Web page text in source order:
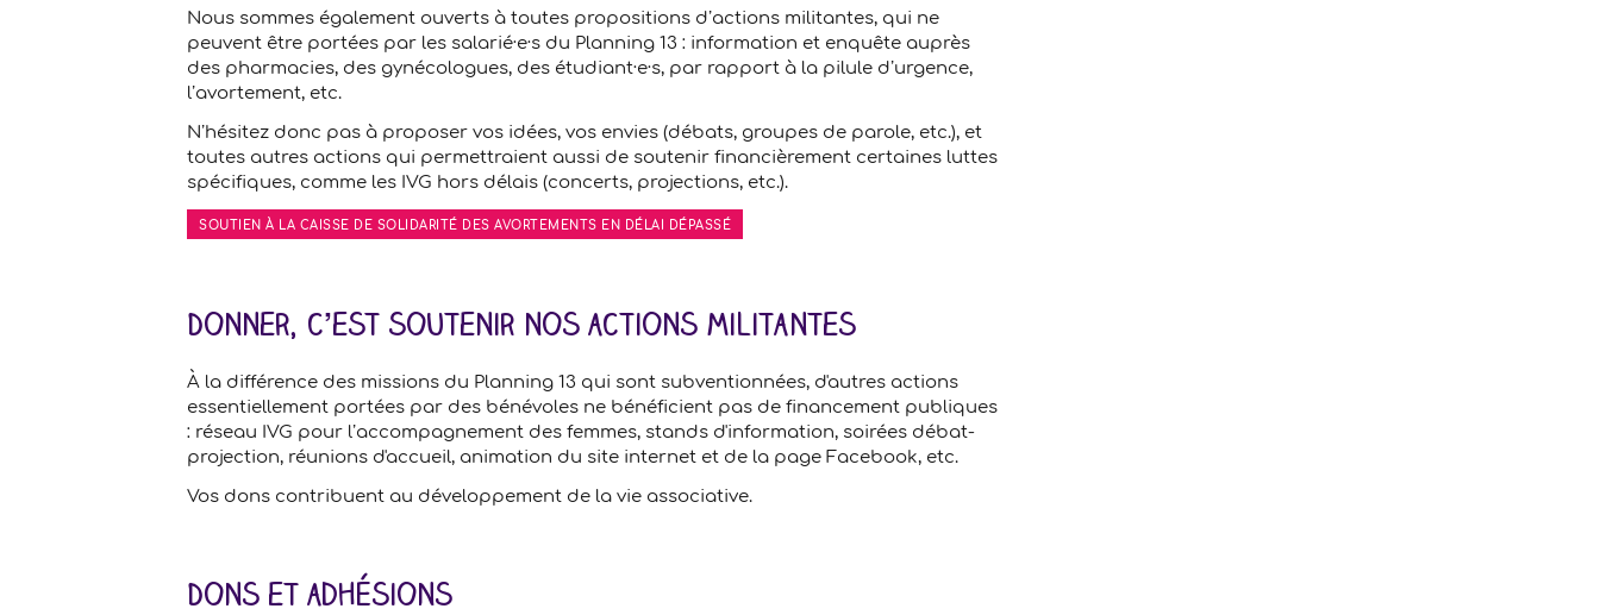
Nous sommes également ouverts à toutes propositions d’actions militantes, qui ne
peuvent être portées par les salarié·e·s du Planning 13 : information et enquête auprès
des pharmacies, des gynécologues, des étudiant·e·s, par rapport à la pilule d’urgence,
l’avortement, etc.
N’hésitez donc pas à proposer vos idées, vos envies (débats, groupes de parole, etc.), et
toutes autres actions qui permettraient aussi de soutenir financièrement certaines luttes
spécifiques, comme les IVG hors délais (concerts, projections, etc.).
SOUTIEN À LA CAISSE DE SOLIDARITÉ DES AVORTEMENTS EN DÉLAI DÉPASSÉ
Donner, c’est soutenir nos actions militantes
À la différence des missions du Planning 13 qui sont subventionnées, d'autres actions
essentiellement portées par des bénévoles ne bénéficient pas de financement publiques
: réseau IVG pour l’accompagnement des femmes, stands d'information, soirées débat-
projection, réunions d'accueil, animation du site internet et de la page Facebook, etc.
Vos dons contribuent au développement de la vie associative.
Dons et adhésions